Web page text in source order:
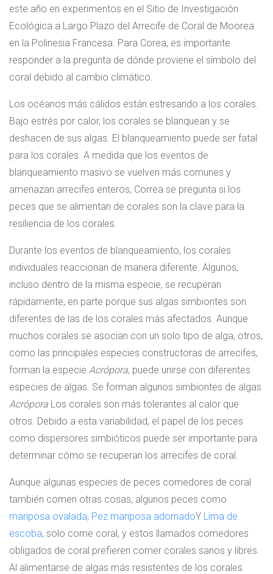
este año en experimentos en el Sitio de Investigación
Ecológica a Largo Plazo del Arrecife de Coral de Moorea
en la Polinesia Francesa. Para Corea, es importante
responder a la pregunta de dónde proviene el símbolo del
coral debido al cambio climático.
Los océanos más cálidos están estresando a los corales.
Bajo estrés por calor, los corales se blanquean y se
deshacen de sus algas. El blanqueamiento puede ser fatal
para los corales. A medida que los eventos de
blanqueamiento masivo se vuelven más comunes y
amenazan arrecifes enteros, Correa se pregunta si los
peces que se alimentan de corales son la clave para la
resiliencia de los corales.
Durante los eventos de blanqueamiento, los corales
individuales reaccionan de manera diferente. Algunos,
incluso dentro de la misma especie, se recuperan
rápidamente, en parte porque sus algas simbiontes son
diferentes de las de los corales más afectados. Aunque
muchos corales se asocian con un solo tipo de alga, otros,
como las principales especies constructoras de arrecifes,
forman la especie Acrópora, puede unirse con diferentes
especies de algas. Se forman algunos simbiontes de algas
Acrópora Los corales son más tolerantes al calor que
otros. Debido a esta variabilidad, el papel de los peces
como dispersores simbióticos puede ser importante para
determinar cómo se recuperan los arrecifes de coral.
Aunque algunas especies de peces comedores de coral
también comen otras cosas, algunos peces como
mariposa ovalada, Pez mariposa adornadoY Lima de
escoba, solo come coral, y estos llamados comedores
obligados de coral prefieren comer corales sanos y libres.
Al alimentarse de algas más resistentes de los corales